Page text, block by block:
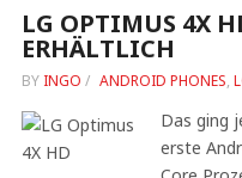
LG OPTIMUS 4X
ERHÄLTLICH
BY INGO / ANDROID PHONES,
Das ging
erste